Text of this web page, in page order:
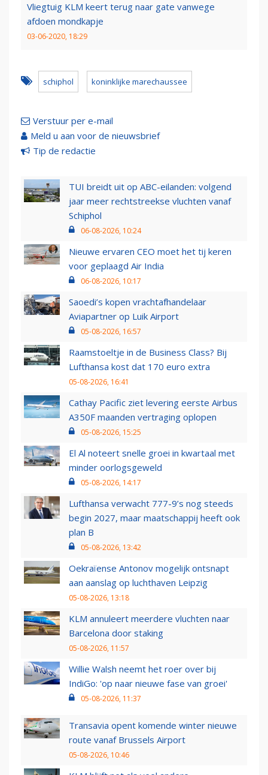
Vliegtuig KLM keert terug naar gate vanwege
afdoen mondkapje
03-06-2020, 18:29
schiphol koninklijke marechaussee
Verstuur per e-mail
Meld u aan voor de nieuwsbrief
Tip de redactie
TUI breidt uit op ABC-eilanden: volgend
jaar meer rechtstreekse vluchten vanaf
Schiphol
06-08-2026, 10:24
Nieuwe ervaren CEO moet het tij keren
voor geplaagd Air India
06-08-2026, 10:17
Saoedi’s kopen vrachtafhandelaar
Aviapartner op Luik Airport
05-08-2026, 16:57
Raamstoeltje in de Business Class? Bij
Lufthansa kost dat 170 euro extra
05-08-2026, 16:41
Cathay Pacific ziet levering eerste Airbus
A350F maanden vertraging oplopen
05-08-2026, 15:25
El Al noteert snelle groei in kwartaal met
minder oorlogsgeweld
05-08-2026, 14:17
Lufthansa verwacht 777-9’s nog steeds
begin 2027, maar maatschappij heeft ook
plan B
05-08-2026, 13:42
Oekraïense Antonov mogelijk ontsnapt
aan aanslag op luchthaven Leipzig
05-08-2026, 13:18
KLM annuleert meerdere vluchten naar
Barcelona door staking
05-08-2026, 11:57
Willie Walsh neemt het roer over bij
IndiGo: 'op naar nieuwe fase van groei'
05-08-2026, 11:37
Transavia opent komende winter nieuwe
route vanaf Brussels Airport
05-08-2026, 10:46